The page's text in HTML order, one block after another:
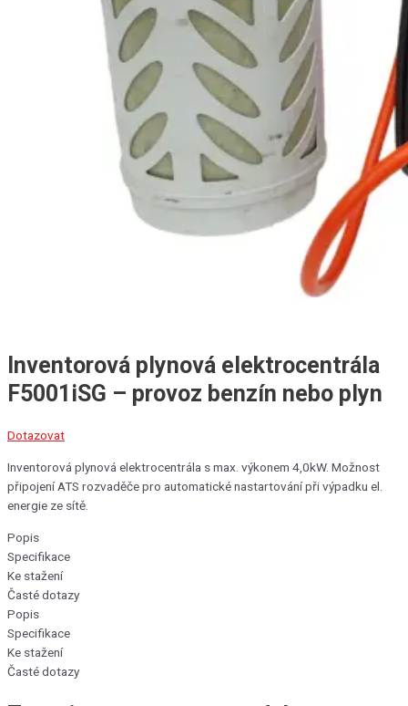
Inventorová plynová elektrocentrála
F5001iSG – provoz benzín nebo plyn
Dotazovat
Inventorová plynová elektrocentrála s max. výkonem 4,0kW. Možnost
připojení ATS rozvaděče pro automatické nastartování při výpadku el.
energie ze sítě.
Popis
Specifikace
Ke stažení
Časté dotazy
Popis
Specifikace
Ke stažení
Časté dotazy